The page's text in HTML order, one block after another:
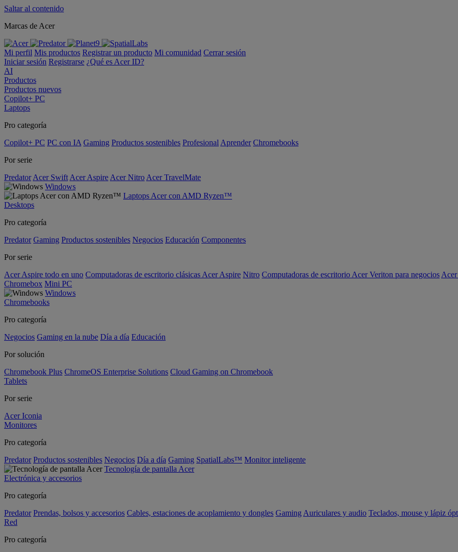
Saltar al contenido
Marcas de Acer
Mi perfil Mis productos Registrar un producto Mi comunidad Cerrar sesión
Iniciar sesión Registrarse ¿Qué es Acer ID?
AI
Productos
Productos nuevos
Copilot+ PC
Laptops
Pro categoría
Copilot+ PC PC con IA Gaming Productos sostenibles Profesional Aprender Chromebooks
Por serie
Predator Acer Swift Acer Aspire Acer Nitro Acer TravelMate
Windows
Laptops Acer con AMD Ryzen™
Desktops
Pro categoría
Predator Gaming Productos sostenibles Negocios Educación Componentes
Por serie
Acer Aspire todo en uno Computadoras de escritorio clásicas Acer Aspire Nitro Computadoras de escritorio Acer Veriton para negocios
Chromebox Mini PC
Windows
Chromebooks
Pro categoría
Negocios Gaming en la nube Día a día Educación
Por solución
Chromebook Plus ChromeOS Enterprise Solutions Cloud Gaming on Chromebook
Tablets
Por serie
Acer Iconia
Monitores
Pro categoría
Predator Productos sostenibles Negocios Día a día Gaming SpatialLabs™ Monitor inteligente
Tecnología de pantalla Acer
Electrónica y accesorios
Pro categoría
Predator Prendas, bolsos y accesorios Cables, estaciones de acoplamiento y dongles Gaming Auriculares y audio Teclados, mouse y lápiz
Red
Pro categoría